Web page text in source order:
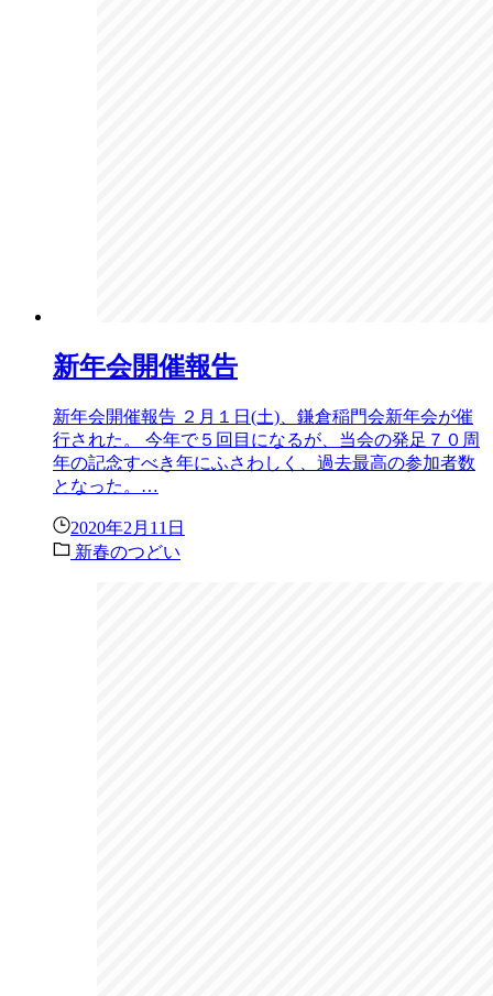
新年会開催報告
新年会開催報告 ２月１日(土)、鎌倉稲門会新年会が催
行された。 今年で５回目になるが、当会の発足７０周
年の記念すべき年にふさわしく、過去最高の参加者数
となった。…
2020年2月11日
新春のつどい